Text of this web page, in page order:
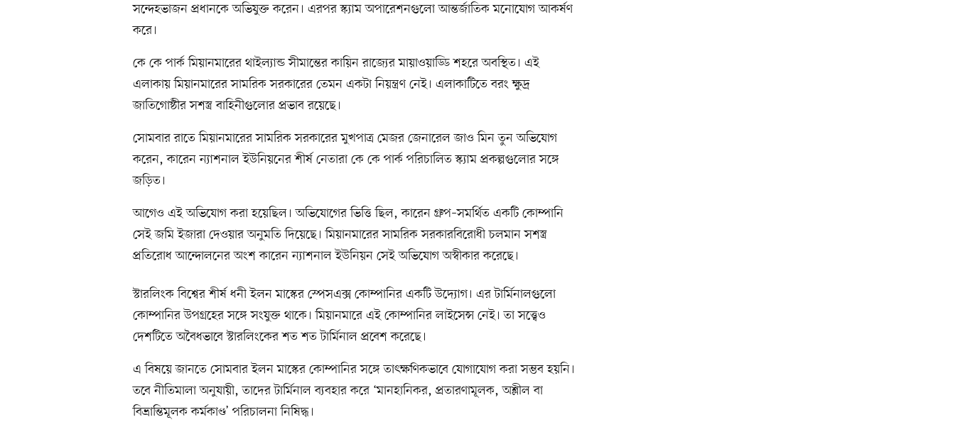
সন্দেহভাজন প্রধানকে অভিযুক্ত করেন। এরপর স্ক্যাম অপারেশনগুলো আন্তর্জাতিক মনোযোগ আকর্ষণ
করে।
কে কে পার্ক মিয়ানমারের থাইল্যান্ড সীমান্তের কায়িন রাজ্যের মায়াওয়াড্ডি শহরে অবস্থিত। এই
এলাকায় মিয়ানমারের সামরিক সরকারের তেমন একটা নিয়ন্ত্রণ নেই। এলাকাটিতে বরং ক্ষুদ্র
জাতিগোষ্ঠীর সশস্ত্র বাহিনীগুলোর প্রভাব রয়েছে।
সোমবার রাতে মিয়ানমারের সামরিক সরকারের মুখপাত্র মেজর জেনারেল জাও মিন তুন অভিযোগ
করেন, কারেন ন্যাশনাল ইউনিয়নের শীর্ষ নেতারা কে কে পার্ক পরিচালিত স্ক্যাম প্রকল্পগুলোর সঙ্গে
জড়িত।
আগেও এই অভিযোগ করা হয়েছিল। অভিযোগের ভিত্তি ছিল, কারেন গ্রুপ–সমর্থিত একটি কোম্পানি
সেই জমি ইজারা দেওয়ার অনুমতি দিয়েছে। মিয়ানমারের সামরিক সরকারবিরোধী চলমান সশস্ত্র
প্রতিরোধ আন্দোলনের অংশ কারেন ন্যাশনাল ইউনিয়ন সেই অভিযোগ অস্বীকার করেছে।
স্টারলিংক বিশ্বের শীর্ষ ধনী ইলন মাস্কের স্পেসএক্স কোম্পানির একটি উদ্যোগ। এর টার্মিনালগুলো
কোম্পানির উপগ্রহের সঙ্গে সংযুক্ত থাকে। মিয়ানমারে এই কোম্পানির লাইসেন্স নেই। তা সত্ত্বেও
দেশটিতে অবৈধভাবে স্টারলিংকের শত শত টার্মিনাল প্রবেশ করেছে।
এ বিষয়ে জানতে সোমবার ইলন মাস্কের কোম্পানির সঙ্গে তাৎক্ষণিকভাবে যোগাযোগ করা সম্ভব হয়নি।
তবে নীতিমালা অনুযায়ী, তাদের টার্মিনাল ব্যবহার করে ‘মানহানিকর, প্রতারণামূলক, অশ্লীল বা
বিভ্রান্তিমূলক কর্মকাণ্ড’ পরিচালনা নিষিদ্ধ।